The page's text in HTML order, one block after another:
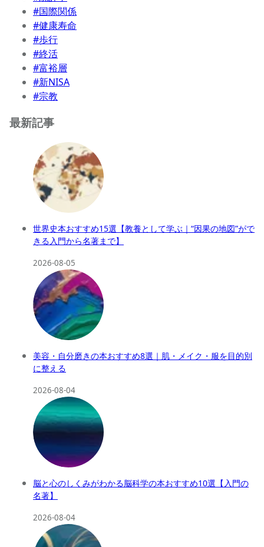
#国際関係
#健康寿命
#歩行
#終活
#富裕層
#新NISA
#宗教
最新記事
世界史本おすすめ15選【教養として学ぶ｜“因果の地図”がで
きる入門から名著まで】
2026-08-05
美容・自分磨きの本おすすめ8選｜肌・メイク・服を目的別
に整える
2026-08-04
脳と心のしくみがわかる脳科学の本おすすめ10選【入門の
名著】
2026-08-04